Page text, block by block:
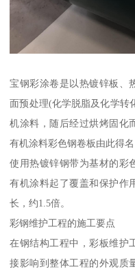
宝钢彩涂卷是以热镀锌板、
面预处理(化学脱脂及化学转
机涂料，随后经过烘烤固化
有机涂料彩色钢卷板由此得名
使用热镀锌钢带为基材的彩
有机涂料起了覆盖和保护作
长，约1.5倍。
彩钢维护工程的施工要点
在钢结构工程中，彩板维护
接影响到整体工程的外观质